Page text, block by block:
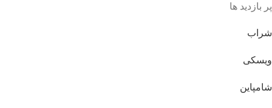
پر بازدید ها
شراب
ویسکی
شامپاین